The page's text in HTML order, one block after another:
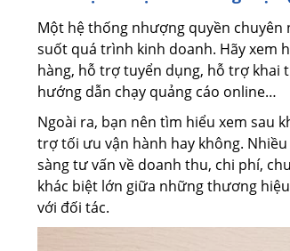
Một hệ thống nhượng quyền chuyên
suốt quá trình kinh doanh. Hãy xem
hàng, hỗ trợ tuyển dụng, hỗ trợ khai
hướng dẫn chạy quảng cáo online…
Ngoài ra, bạn nên tìm hiểu xem sau
trợ tối ưu vận hành hay không.
sàng tư vấn về doanh thu, chi phí,
khác biệt lớn giữa những thương
với đối tác.